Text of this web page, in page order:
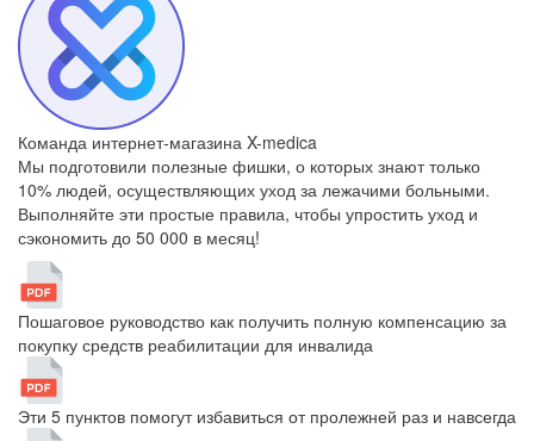
Команда интернет-магазина X-medica
Мы подготовили полезные фишки, о которых знают только
10% людей, осуществляющих уход за лежачими больными.
Выполняйте эти простые правила, чтобы упростить уход и
сэкономить до 50 000 в месяц!
Пошаговое руководство как получить полную компенсацию за
покупку средств реабилитации для инвалида
Эти 5 пунктов помогут избавиться от пролежней раз и навсегда